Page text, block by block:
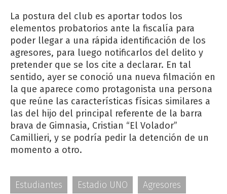
La postura del club es aportar todos los
elementos probatorios ante la fiscalía para
poder llegar a una rápida identificación de los
agresores, para luego notificarlos del delito y
pretender que se los cite a declarar. En tal
sentido, ayer se conoció una nueva filmación en
la que aparece como protagonista una persona
que reúne las características físicas similares a
las del hijo del principal referente de la barra
brava de Gimnasia, Cristian “El Volador”
Camillieri, y se podría pedir la detención de un
momento a otro.
Estudiantes Estadio UNO
Agresores